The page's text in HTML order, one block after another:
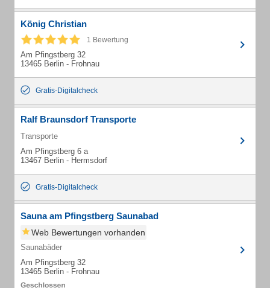
König Christian
1 Bewertung
Am Pfingstberg 32
13465 Berlin - Frohnau
Gratis-Digitalcheck
Ralf Braunsdorf Transporte
Transporte
Am Pfingstberg 6 a
13467 Berlin - Hermsdorf
Gratis-Digitalcheck
Sauna am Pfingstberg Saunabad
Web Bewertungen vorhanden
Saunabäder
Am Pfingstberg 32
13465 Berlin - Frohnau